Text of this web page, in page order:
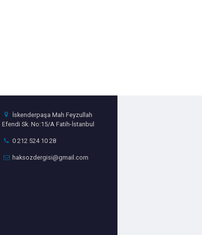
İskenderpaşa Mah Feyzullah
Efendi Sk. No:15/A Fatih-İstanbul
0 212 524 10 28
haksozdergisi@gmail.com